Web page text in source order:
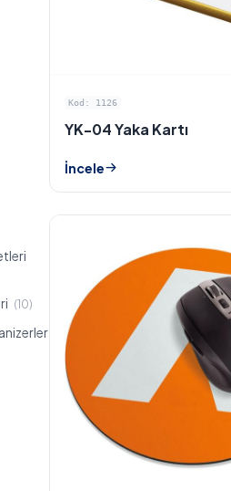
(10)
Kod: 1126
YK-04 Yaka Kartı
İncele